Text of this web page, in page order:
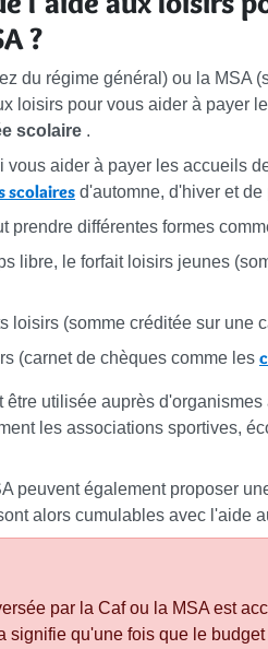
?
du régime général) ou la MSA
loisirs pour vous aider à payer
scolaire .
vous aider à payer les accueils
scolaires d'automne, d'hiver et de
prendre différentes formes
libre, le forfait loisirs jeunes
loisirs (somme créditée sur une
(carnet de chèques comme les
être utilisée auprès
les associations sportives,
peuvent également proposer
alors cumulables avec l'aide
par la Caf ou la MSA est
signifie qu'une fois que le